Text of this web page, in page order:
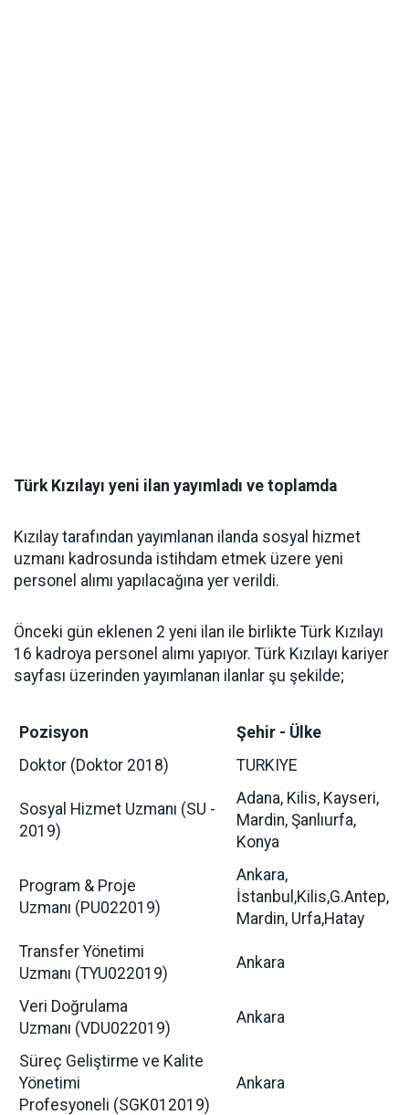
Türk Kızılayı yeni ilan yayımladı ve toplamda
Kızılay tarafından yayımlanan ilanda sosyal hizmet
uzmanı kadrosunda istihdam etmek üzere yeni
personel alımı yapılacağına yer verildi.
Önceki gün eklenen 2 yeni ilan ile birlikte Türk Kızılayı
16 kadroya personel alımı yapıyor. Türk Kızılayı kariyer
sayfası üzerinden yayımlanan ilanlar şu şekilde;
Pozisyon
Şehir - Ülke
Doktor (Doktor 2018)
TURKIYE
Sosyal Hizmet Uzmanı (SU -
2019)
Adana, Kilis, Kayseri,
Mardin, Şanlıurfa,
Konya
Program & Proje
Uzmanı (PU022019)
Ankara,
İstanbul,Kilis,G.Antep,
Mardin, Urfa,Hatay
Transfer Yönetimi
Uzmanı (TYU022019)
Ankara
Veri Doğrulama
Uzmanı (VDU022019)
Ankara
Süreç Geliştirme ve Kalite
Yönetimi
Profesyoneli (SGK012019)
Ankara